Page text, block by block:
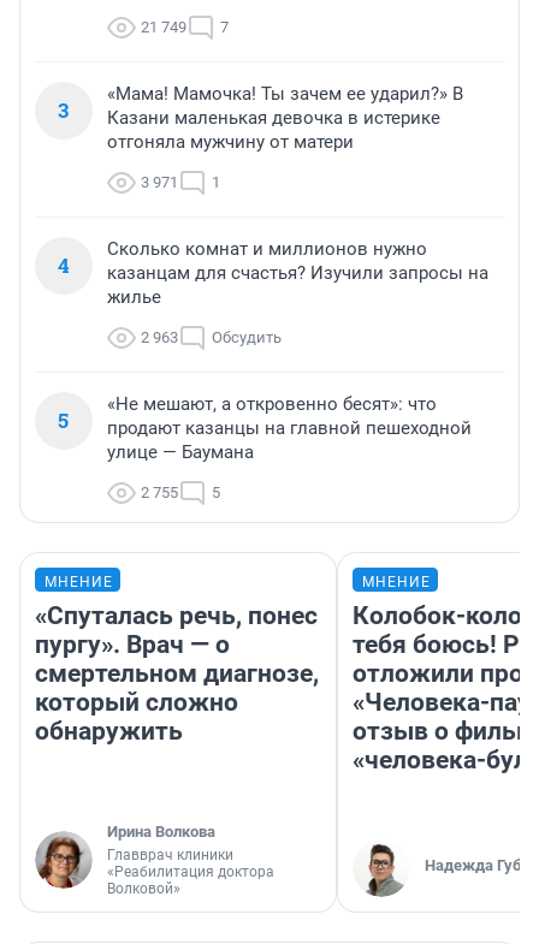
21 749 7
3
«Мама! Мамочка! Ты зачем ее ударил?» В
Казани маленькая девочка в истерике
отгоняла мужчину от матери
3 971 1
4
Сколько комнат и миллионов нужно
казанцам для счастья? Изучили запросы на
жилье
2 963 Обсудить
5
«Не мешают, а откровенно бесят»: что
продают казанцы на главной пешеходной
улице — Баумана
2 755 5
МНЕНИЕ
«Спуталась речь, понес
пургу». Врач — о
смертельном диагнозе,
который сложно
обнаружить
Ирина Волкова
Главврач клиники
«Реабилитация доктора
Волковой»
МНЕНИЕ
Колобок-
тебя боюсь!
отложили
«Человека-
отзыв о
«человека-
Надежда